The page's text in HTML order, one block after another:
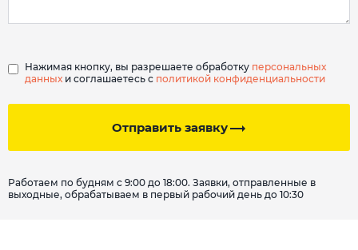
Отправить заявку
Нажимая кнопку, вы разрешаете обработку персональных
данных и соглашаетесь с политикой конфиденциальности
Работаем по будням с 9:00 до 18:00. Заявки, отправленные в
выходные, обрабатываем в первый рабочий день до 10:30